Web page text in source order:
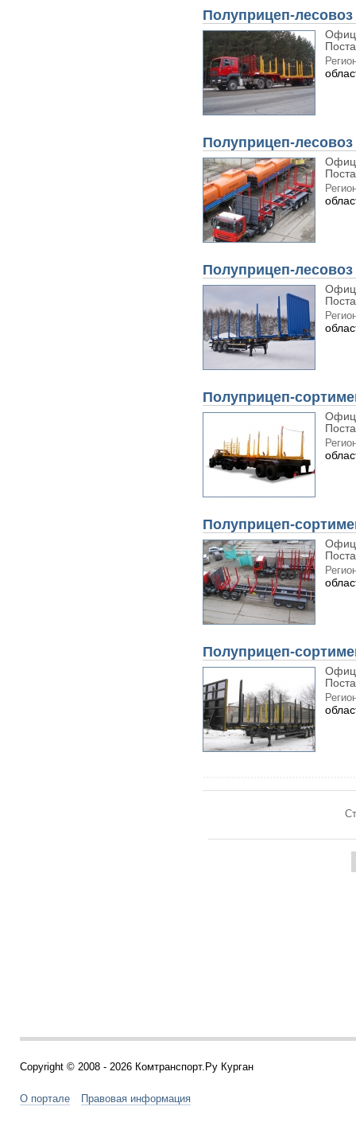
Полуприцеп-
Полуприцеп-лесовоз
Полуприцеп-лесовоз
Полуприцеп-
Полуприцеп-
Полуприцеп-
Copyright © 2008 - 2026 Комтранспорт.Ру Курган
О портале Правовая информация